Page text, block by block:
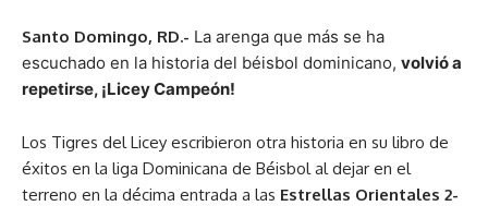
Santo Domingo, RD.- La arenga que más se ha
escuchado en la historia del béisbol dominicano, volvió a
repetirse, ¡Licey Campeón!
Los Tigres del Licey escribieron otra historia en su libro de
éxitos en la liga Dominicana de Béisbol al dejar en el
terreno en la décima entrada a las Estrellas Orientales 2-